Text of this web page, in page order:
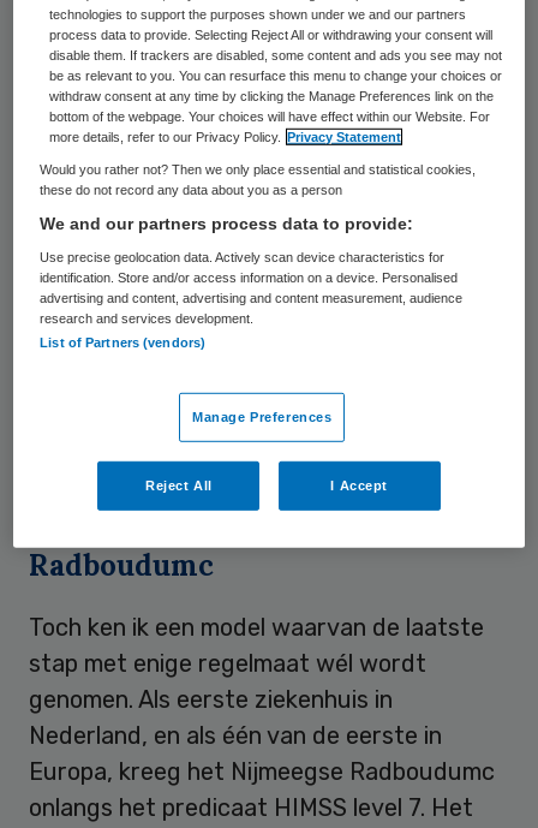
vooruitziende geesten na. Stap 2 en 3 zijn
doorgaans de fasen waarin de meeste
organisaties zich bevinden: het belang van
de innovatie wordt ingezien en de eerste
moeilijkheden zijn overwonnen, al is het
einddoel nog ver uit zicht. De daarop
volgende stappen zijn al moeilijker te
realiseren. De laatste stap, die naar de
volledige doorvoering van de innovatie,
wordt zelfs eigenlijk nooit gezet. Daar is
ontwikkelingsmodellen ook niet om te doen,
want daarmee maken ze zichzelf
overbodig, en wie wil dat nou?
Radboudumc
Toch ken ik een model waarvan de laatste
stap met enige regelmaat wél wordt
genomen. Als eerste ziekenhuis in
Nederland, en als één van de eerste in
Europa, kreeg het Nijmeegse Radboudumc
onlangs het predicaat HIMSS level 7. Het
technologies to support the purposes shown under we and our partners
process data to provide. Selecting Reject All or withdrawing your consent will
disable them. If trackers are disabled, some content and ads you see may not
be as relevant to you. You can resurface this menu to change your choices or
withdraw consent at any time by clicking the Manage Preferences link on the
bottom of the webpage. Your choices will have effect within our Website. For
more details, refer to our Privacy Policy.
Privacy Statement
Would you rather not? Then we only place essential and statistical cookies,
these do not record any data about you as a person
We and our partners process data to provide:
Use precise geolocation data. Actively scan device characteristics for
identification. Store and/or access information on a device. Personalised
advertising and content, advertising and content measurement, audience
research and services development.
List of Partners (vendors)
Manage Preferences
Reject All I Accept